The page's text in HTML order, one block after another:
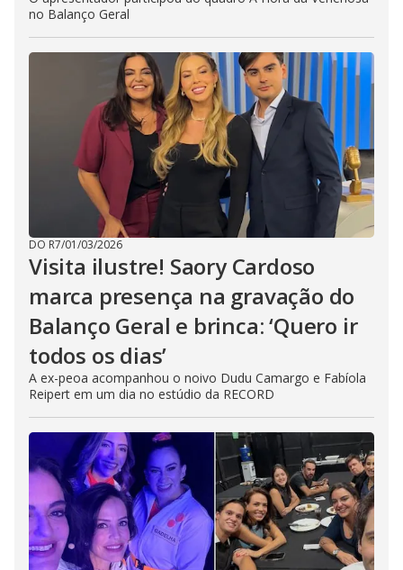
no Balanço Geral
DO R7/01/03/2026
Visita ilustre! Saory Cardoso
marca presença na gravação do
Balanço Geral e brinca: ‘Quero ir
todos os dias’
A ex-peoa acompanhou o noivo Dudu Camargo e Fabíola
Reipert em um dia no estúdio da RECORD